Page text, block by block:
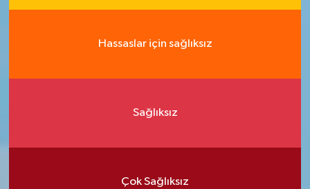
Hassaslar için sağlıksız
Sağlıksız
Çok Sağlıksız